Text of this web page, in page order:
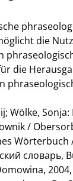
die
die
Wölke,
/
Wörterbuch
словарь,
2004,